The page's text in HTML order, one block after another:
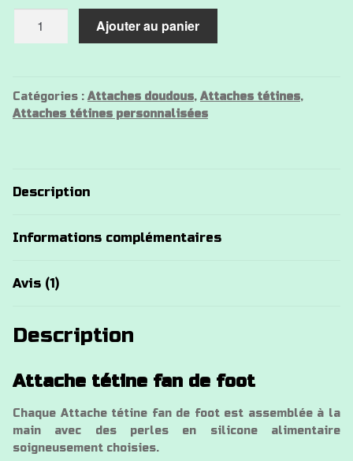
fan
de
Ajouter au panier
Catégories : Attaches doudous, Attaches tétines,
Attaches tétines personnalisées
Description
Informations complémentaires
Avis (1)
Description
Attache tétine fan de foot
Chaque Attache tétine fan de foot est assemblée à la
main avec des perles en silicone alimentaire
soigneusement choisies.